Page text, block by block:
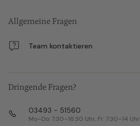
Allgemeine Fragen
Team kontaktieren
Dringende Fragen?
03493 - 51560
Mo–Do: 7:30–16:30 Uhr, Fr: 7:30–14 Uhr